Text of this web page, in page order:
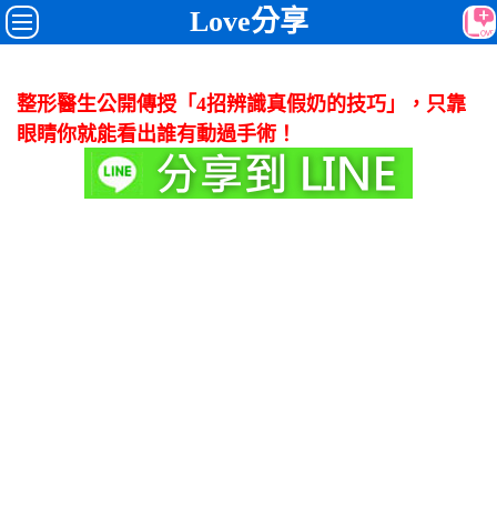
Love分享
整形醫生公開傳授「4招辨識真假奶的技巧」，只靠
眼睛你就能看出誰有動過手術！